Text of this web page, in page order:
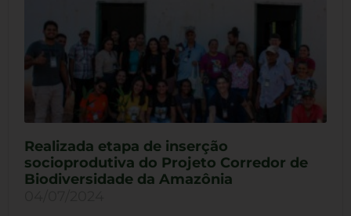
Realizada etapa de inserção
socioprodutiva do Projeto Corredor de
Biodiversidade da Amazônia